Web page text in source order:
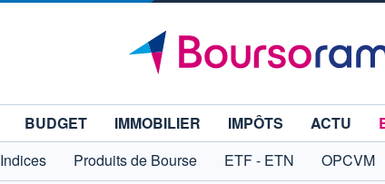
BUDGET IMMOBILIER IMPÔTS ACTU
Indices Produits de Bourse ETF - ETN OPCVM